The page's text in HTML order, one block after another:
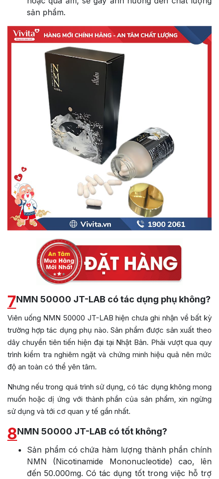
sản phẩm.
7NMN 50000 JT-LAB có tác dụng phụ không?
Viên uống NMN 50000 JT-LAB hiện chưa ghi nhận về bất kỳ
trường hợp tác dụng phụ nào. Sản phẩm được sản xuất theo
dây chuyền tiên tiến hiện đại tại Nhật Bản. Phải vượt qua quy
trình kiểm tra nghiêm ngặt và chứng minh hiệu quả nên mức
độ an toàn có thể yên tâm.
Nhưng nếu trong quá trình sử dụng, có tác dụng không mong
muốn hoặc dị ứng với thành phần của sản phẩm, xin ngừng
sử dụng và tới cơ quan y tế gần nhất.
8NMN 50000 JT-LAB có tốt không?
Sản phẩm có chứa hàm lượng thành phần chính
NMN (Nicotinamide Mononucleotide) cao, lên
đến 50.000mg. Có tác dụng tốt trong việc hỗ trợ